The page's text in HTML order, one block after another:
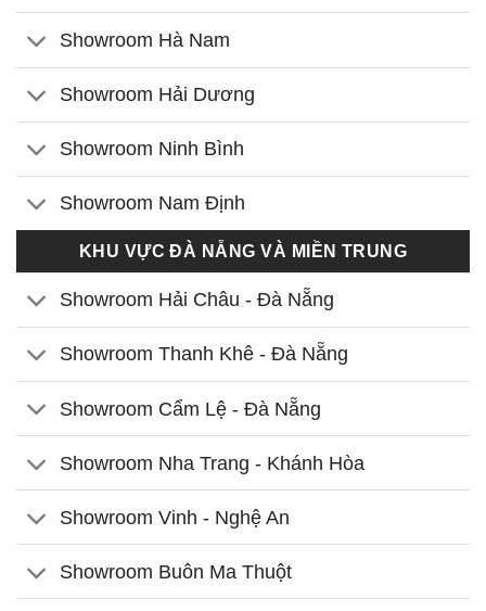
Showroom Hà Nam
Showroom Hải Dương
Showroom Ninh Bình
Showroom Nam Định
KHU VỰC ĐÀ NẴNG VÀ MIỀN TRUNG
Showroom Hải Châu - Đà Nẵng
Showroom Thanh Khê - Đà Nẵng
Showroom Cẩm Lệ - Đà Nẵng
Showroom Nha Trang - Khánh Hòa
Showroom Vinh - Nghệ An
Showroom Buôn Ma Thuột